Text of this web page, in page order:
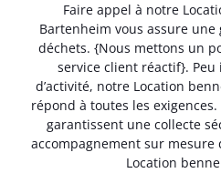
Faire appel à notre
Bartenheim vous assure
déchets. {Nous mettons un
service client réactif}.
d’activité, notre Location
répond à toutes les
garantissent une collecte
accompagnement sur
Location